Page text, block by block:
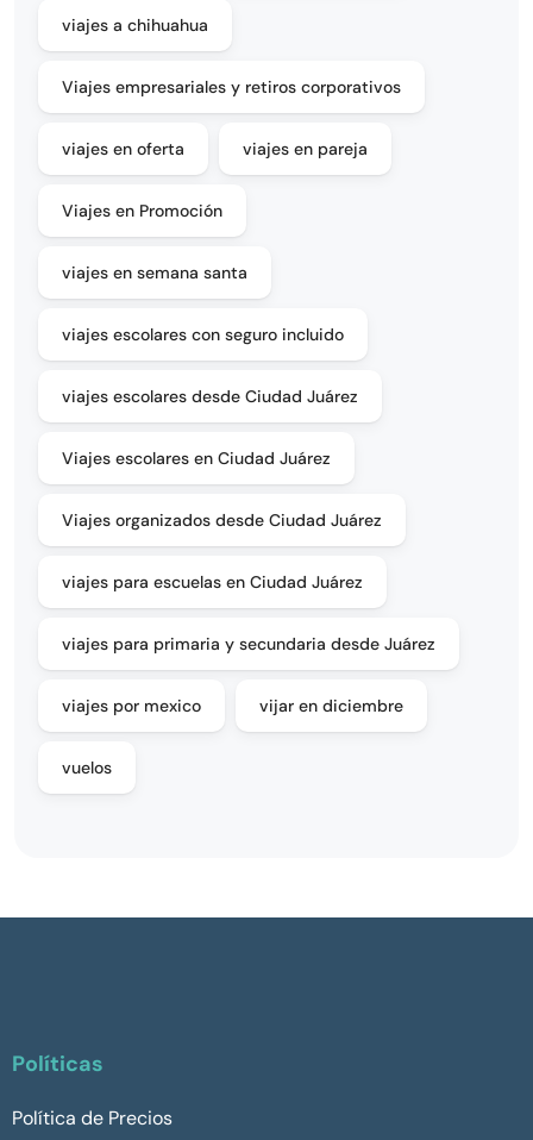
viajes a chihuahua
Viajes empresariales y retiros corporativos
viajes en oferta viajes en pareja
Viajes en Promoción
viajes en semana santa
viajes escolares con seguro incluido
viajes escolares desde Ciudad Juárez
Viajes escolares en Ciudad Juárez
Viajes organizados desde Ciudad Juárez
viajes para escuelas en Ciudad Juárez
viajes para primaria y secundaria desde Juárez
viajes por mexico vijar en diciembre
vuelos
Políticas
Política de Precios